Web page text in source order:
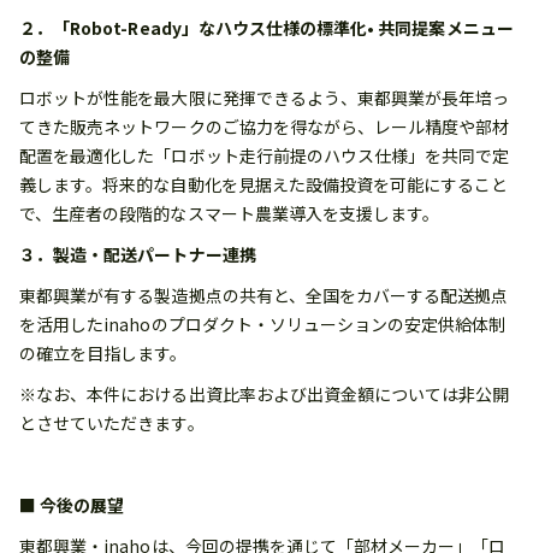
２．「Robot-Ready」なハウス仕様の標準化• 共同提案メニュー
の整備
ロボットが性能を最大限に発揮できるよう、東都興業が長年培っ
てきた販売ネットワークのご協力を得ながら、レール精度や部材
配置を最適化した「ロボット走行前提のハウス仕様」を共同で定
義します。将来的な自動化を見据えた設備投資を可能にすること
で、生産者の段階的なスマート農業導入を支援します。
３．製造・配送パートナー連携
東都興業が有する製造拠点の共有と、全国をカバーする配送拠点
を活用したinahoのプロダクト・ソリューションの安定供給体制
の確立を目指します。
※なお、本件における出資比率および出資金額については非公開
とさせていただきます。
■ 今後の展望
東都興業・inahoは、今回の提携を通じて「部材メーカー」「ロ